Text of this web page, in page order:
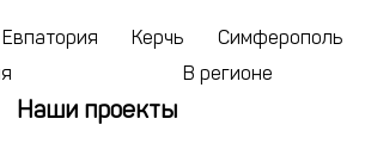
Евпатория Керчь
Симферополь
В регионе
Наши проекты